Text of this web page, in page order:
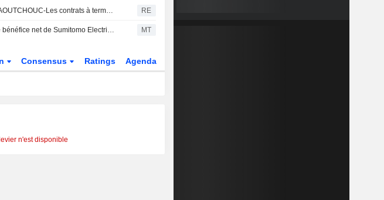
CAOUTCHOUC-Les contrats à terme au Japon reculent face à la flambée du yen et à la chute des cours du pétrole RE
Le bénéfice net de Sumitomo Electric bondit de 89 % au premier trimestre fiscal MT
Consensus Ratings Agenda
n'est disponible